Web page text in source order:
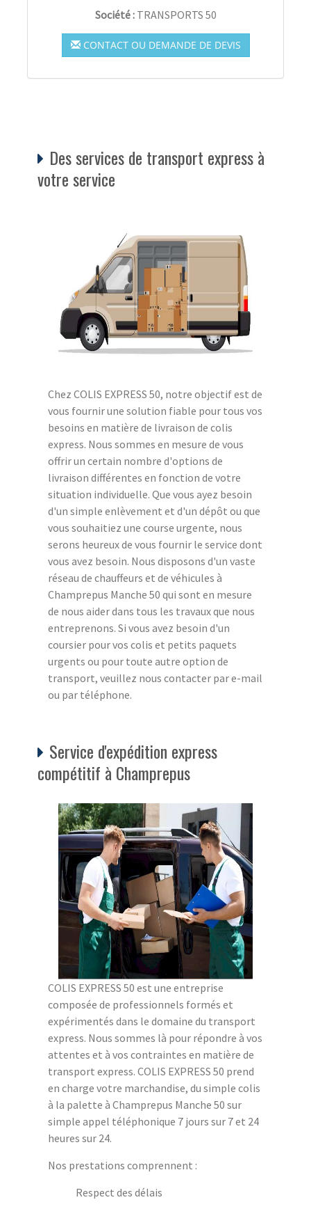
Société : TRANSPORTS 50
CONTACT OU DEMANDE DE DEVIS
Des services de transport express à
votre service
Chez COLIS EXPRESS 50, notre objectif est de
vous fournir une solution fiable pour tous vos
besoins en matière de livraison de colis
express. Nous sommes en mesure de vous
offrir un certain nombre d'options de
livraison différentes en fonction de votre
situation individuelle. Que vous ayez besoin
d'un simple enlèvement et d'un dépôt ou que
vous souhaitiez une course urgente, nous
serons heureux de vous fournir le service dont
vous avez besoin. Nous disposons d'un vaste
réseau de chauffeurs et de véhicules à
Champrepus Manche 50 qui sont en mesure
de nous aider dans tous les travaux que nous
entreprenons. Si vous avez besoin d'un
coursier pour vos colis et petits paquets
urgents ou pour toute autre option de
transport, veuillez nous contacter par e-mail
ou par téléphone.
Service d'expédition express
compétitif à Champrepus
COLIS EXPRESS 50 est une entreprise
composée de professionnels formés et
expérimentés dans le domaine du transport
express. Nous sommes là pour répondre à vos
attentes et à vos contraintes en matière de
transport express. COLIS EXPRESS 50 prend
en charge votre marchandise, du simple colis
à la palette à Champrepus Manche 50 sur
simple appel téléphonique 7 jours sur 7 et 24
heures sur 24.
Nos prestations comprennent :
Respect des délais